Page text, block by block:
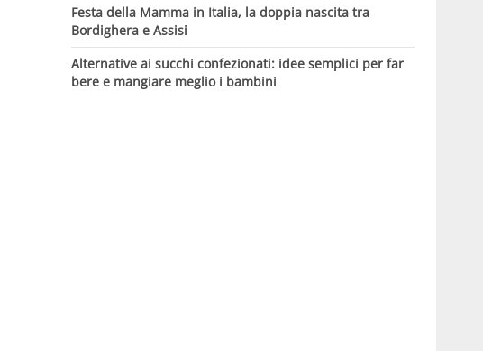
Festa della Mamma in Italia, la doppia nascita tra
Bordighera e Assisi
Alternative ai succhi confezionati: idee semplici per far
bere e mangiare meglio i bambini